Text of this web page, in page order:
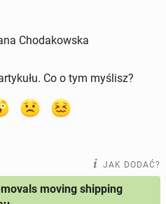
Chodakowska
Co o tym myślisz?
JAK DODAĆ?
moving shipping